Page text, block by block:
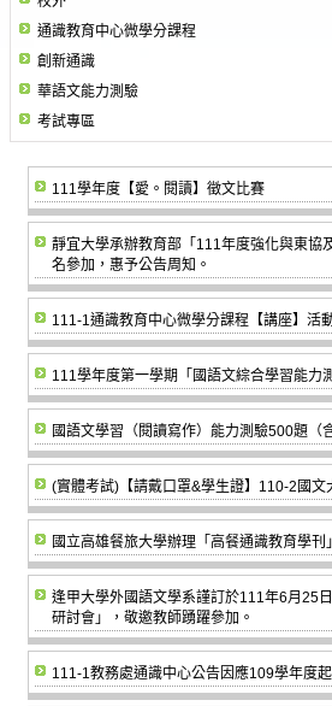
通識教育中心微學分課程
創新通識
華語文能力測驗
考試專區
111學年度【愛。閱讀】徵文比賽
靜宜大學承辦教育部「111年度強化與東協
名參加，惠予公告周知。
111-1通識教育中心微學分課程【講座】活
111學年度第一學期「國語文綜合學習能力
國語文學習（閱讀寫作）能力測驗500題（
(實體考試)【請戴口罩&學生證】110-2國
國立高雄餐旅大學辦理「高餐通識教育學刊
逢甲大學外國語文學系謹訂於111年6月25
研討會」，敬邀教師踴躍參加。
111-1教務處通識中心公告因應109學年度